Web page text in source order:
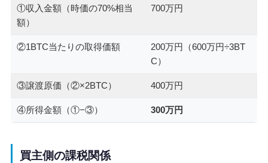
①収入金額（時価の70%相当
額）
700万円
②1BTC当たりの取得価額
200万円（600万円÷3BT
C）
③譲渡原価（②×2BTC） 400万円
④所得金額（①−③） 300万円
買主側の課税関係